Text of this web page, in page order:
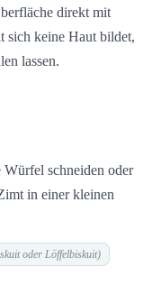
direkt mit
sich keine Haut bildet,
lassen.
schneiden oder
in einer kleinen
oder Löffelbiskuit)